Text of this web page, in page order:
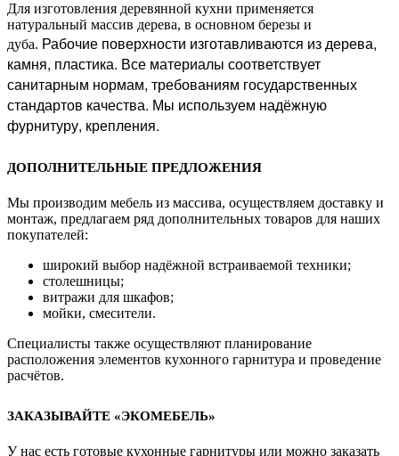
Для изготовления деревянной кухни применяется
натуральный массив дерева, в основном березы и
дуба. Рабочие поверхности изготавливаются из дерева,
камня, пластика. Все материалы соответствует
санитарным нормам, требованиям государственных
стандартов качества. Мы используем надёжную
фурнитуру, крепления.
ДОПОЛНИТЕЛЬНЫЕ ПРЕДЛОЖЕНИЯ
Мы производим мебель из массива, осуществляем доставку и
монтаж, предлагаем ряд дополнительных товаров для наших
покупателей:
широкий выбор надёжной встраиваемой техники;
столешницы;
витражи для шкафов;
мойки, смесители.
Специалисты также осуществляют планирование
расположения элементов кухонного гарнитура и проведение
расчётов.
ЗАКАЗЫВАЙТЕ «ЭКОМЕБЕЛЬ»
У нас есть готовые кухонные гарнитуры или можно заказать